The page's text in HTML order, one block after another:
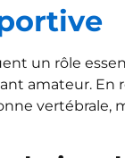
un rôle
amateur. En
vertébrale,